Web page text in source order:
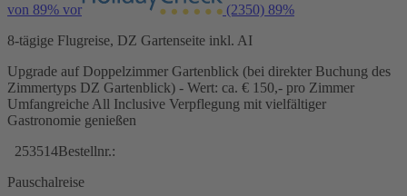
von 89% vor (2350) 89%
8-tägige Flugreise, DZ Gartenseite inkl. AI
Upgrade auf Doppelzimmer Gartenblick (bei direkter Buchung des
Zimmertyps DZ Gartenblick) - Wert: ca. € 150,- pro Zimmer
Umfangreiche All Inclusive Verpflegung mit vielfältiger
Gastronomie genießen
253514Bestellnr.:
Pauschalreise